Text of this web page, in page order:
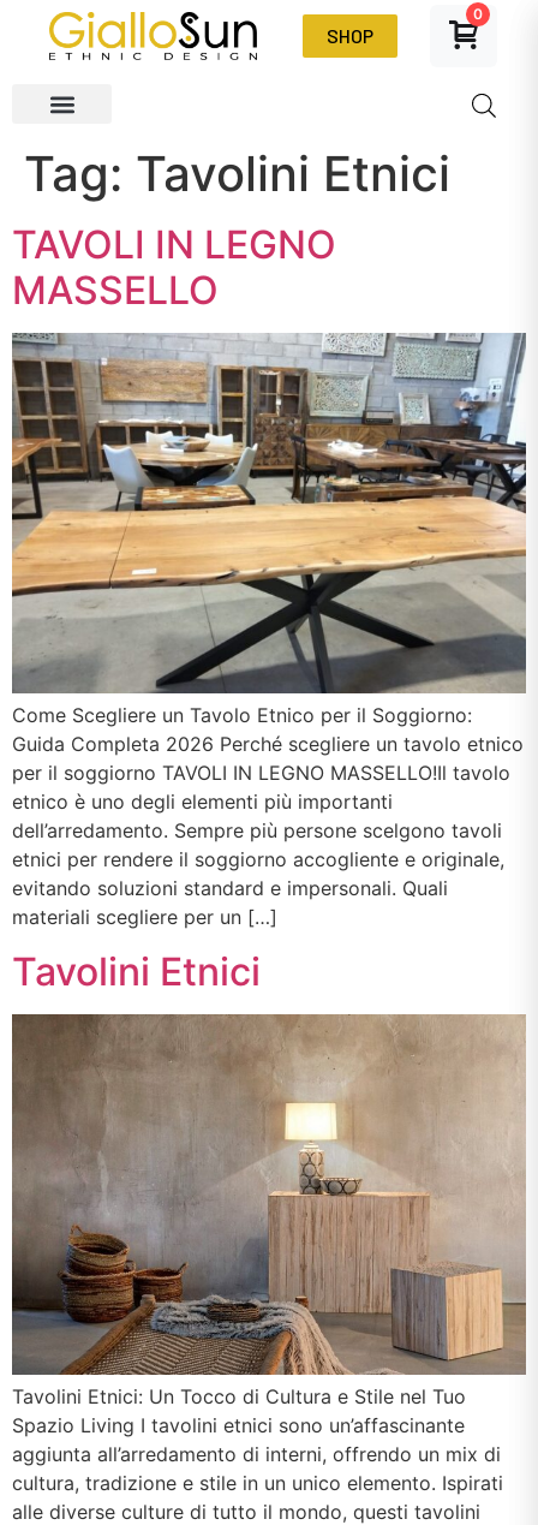
SHOP
0
Tag: Tavolini Etnici
TAVOLI IN LEGNO
MASSELLO
Come Scegliere un Tavolo Etnico per il Soggiorno:
Guida Completa 2026 Perché scegliere un tavolo etnico
per il soggiorno TAVOLI IN LEGNO MASSELLO!Il tavolo
etnico è uno degli elementi più importanti
dell’arredamento. Sempre più persone scelgono tavoli
etnici per rendere il soggiorno accogliente e originale,
evitando soluzioni standard e impersonali. Quali
materiali scegliere per un […]
Tavolini Etnici
Tavolini Etnici: Un Tocco di Cultura e Stile nel Tuo
Spazio Living I tavolini etnici sono un’affascinante
aggiunta all’arredamento di interni, offrendo un mix di
cultura, tradizione e stile in un unico elemento. Ispirati
alle diverse culture di tutto il mondo, questi tavolini